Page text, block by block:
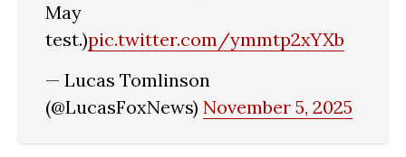
May
test.)pic.twitter.com/ymmtp2xYXb
— Lucas Tomlinson
(@LucasFoxNews) November 5, 2025